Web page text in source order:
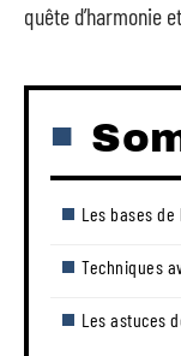
quête d’harmonie
Les bases
Techniques
Les astuces